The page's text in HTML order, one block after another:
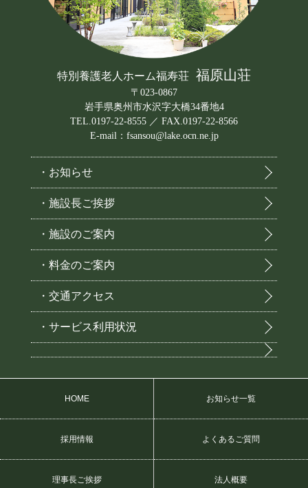
特別養護老人ホーム福寿荘 福原山荘
〒023-0867
岩手県奥州市水沢字大橋34番地4
TEL.0197-22-8555 ／ FAX.0197-22-8566
E-mail：fsansou@lake.ocn.ne.jp
・お知らせ
・施設長ご挨拶
・施設のご案内
・料金のご案内
・交通アクセス
・サービス利用状況
HOME お知らせ一覧
採用情報 よくあるご質問
理事長ご挨拶 法人概要